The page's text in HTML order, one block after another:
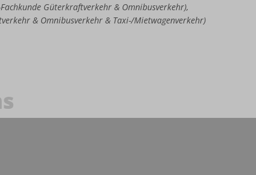
Güterkraftverkehr & Omnibusverkehr),
& Omnibusverkehr & Taxi-/Mietwagenverkehr)